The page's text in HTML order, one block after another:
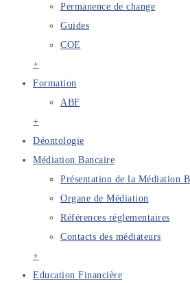
Permanence de change
Guides
COE
+
Formation
ABF
+
Déontologie
Médiation Bancaire
Présentation de la Médiation
Organe de Médiation
Références réglementaires
Contacts des médiateurs
+
Education Financière